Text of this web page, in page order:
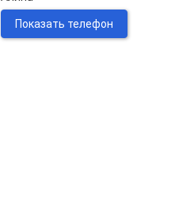
Показать телефон